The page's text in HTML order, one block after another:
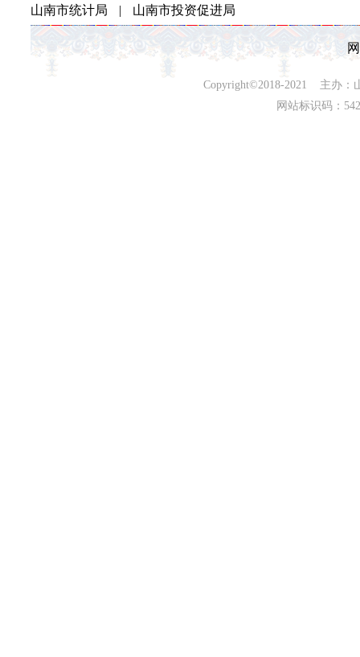
山南市统计局
| 山南市投资促进局
Copyright©2018-2021 主办：
网站标识码：